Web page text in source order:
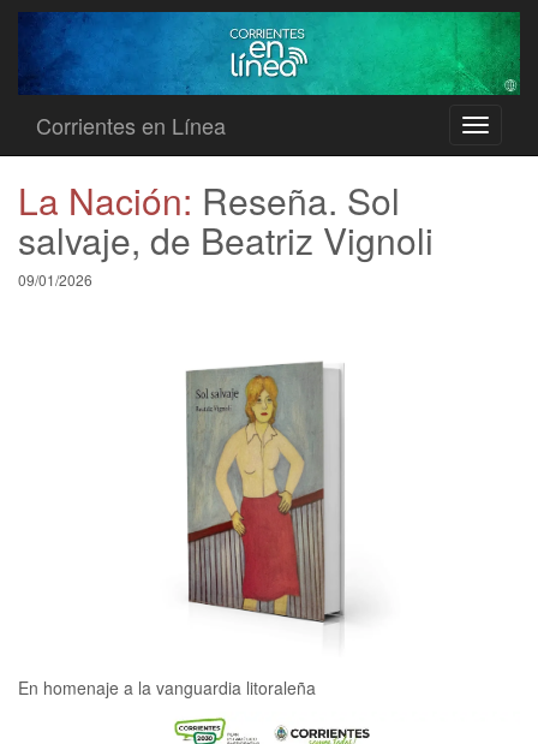
Toggle
Corrientes en Línea
La Nación: Reseña. Sol
salvaje, de Beatriz Vignoli
09/01/2026
En homenaje a la vanguardia litoraleña